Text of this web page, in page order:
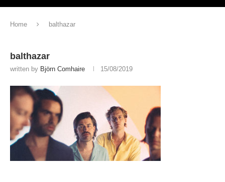
Home balthazar
balthazar
written by Björn Comhaire 15/08/2019